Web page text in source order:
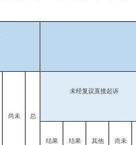
尚未 总
未经复议直接起诉
结果 结果 其他 尚未